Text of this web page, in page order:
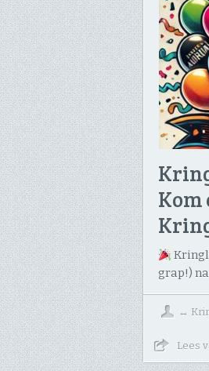
Kom
grap!)
↔
Lees